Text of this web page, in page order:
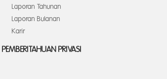
Laporan Tahunan
Laporan Bulanan
Karir
PEMBERITAHUAN PRIVASI